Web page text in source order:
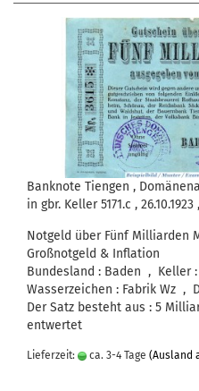
Banknote Tiengen ,
in gbr. Keller 5171.c ,
Notgeld über Fünf Milliarden
Großnotgeld & Inflation
Bundesland : Baden , Keller :
Wasserzeichen : Fabrik Wz ,
Der Satz besteht aus : 5
entwertet
Lieferzeit: ca. 3-4 Tage (Ausland